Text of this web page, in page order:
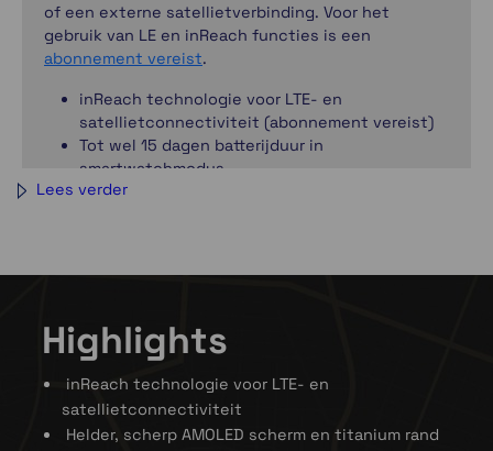
of een externe satellietverbinding. Voor het
gebruik van LE en inReach functies is een
abonnement vereist.
inReach technologie voor LTE- en
satellietconnectiviteit (abonnement vereist)
Tot wel 15 dagen batterijduur in
smartwatchmodus
Helder, scherp AMOLED scherm en titanium
Lees verder
Highlights
inReach technologie voor LTE- en
satellietconnectiviteit
Helder, scherp AMOLED scherm en titanium rand